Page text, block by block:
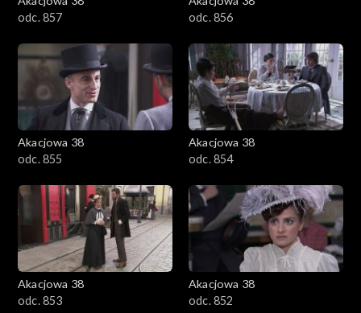
odc. 857
odc. 856
Akacjowa 38
odc. 855
Akacjowa 38
odc. 854
Akacjowa 38
odc. 853
Akacjowa 38
odc. 852